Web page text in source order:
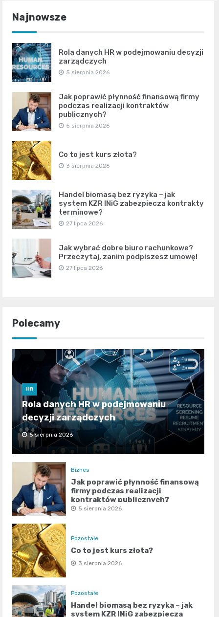
Najnowsze
Rola danych HR w podejmowaniu decyzji
zarządczych
5 sierpnia 2026
Jak poprawić płynność finansową firmy
podczas realizacji kontraktów
publicznych?
5 sierpnia 2026
Co to jest kurs złota?
3 sierpnia 2026
Handel biomasą bez ryzyka – jak
system KZR INiG zabezpiecza kontrakty
terminowe?
27 lipca 2026
Jak wybrać dobre biuro rachunkowe?
Przeczytaj, zanim podpiszesz umowę!
27 lipca 2026
Polecamy
HR
Rola danych HR w podejmowaniu
decyzji zarządczych
5 sierpnia 2026
Biznes
Jak poprawić płynność finansową
firmy podczas realizacji
kontraktów publicznych?
5 sierpnia 2026
Pozostałe
Co to jest kurs złota?
3 sierpnia 2026
Pozostałe
Handel biomasą bez ryzyka – jak
system KZR INiG zabezpiecza